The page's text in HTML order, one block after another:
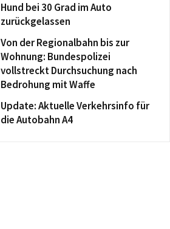
Hund bei 30 Grad im Auto
zurückgelassen
Von der Regionalbahn bis zur
Wohnung: Bundespolizei
vollstreckt Durchsuchung nach
Bedrohung mit Waffe
Update: Aktuelle Verkehrsinfo für
die Autobahn A4